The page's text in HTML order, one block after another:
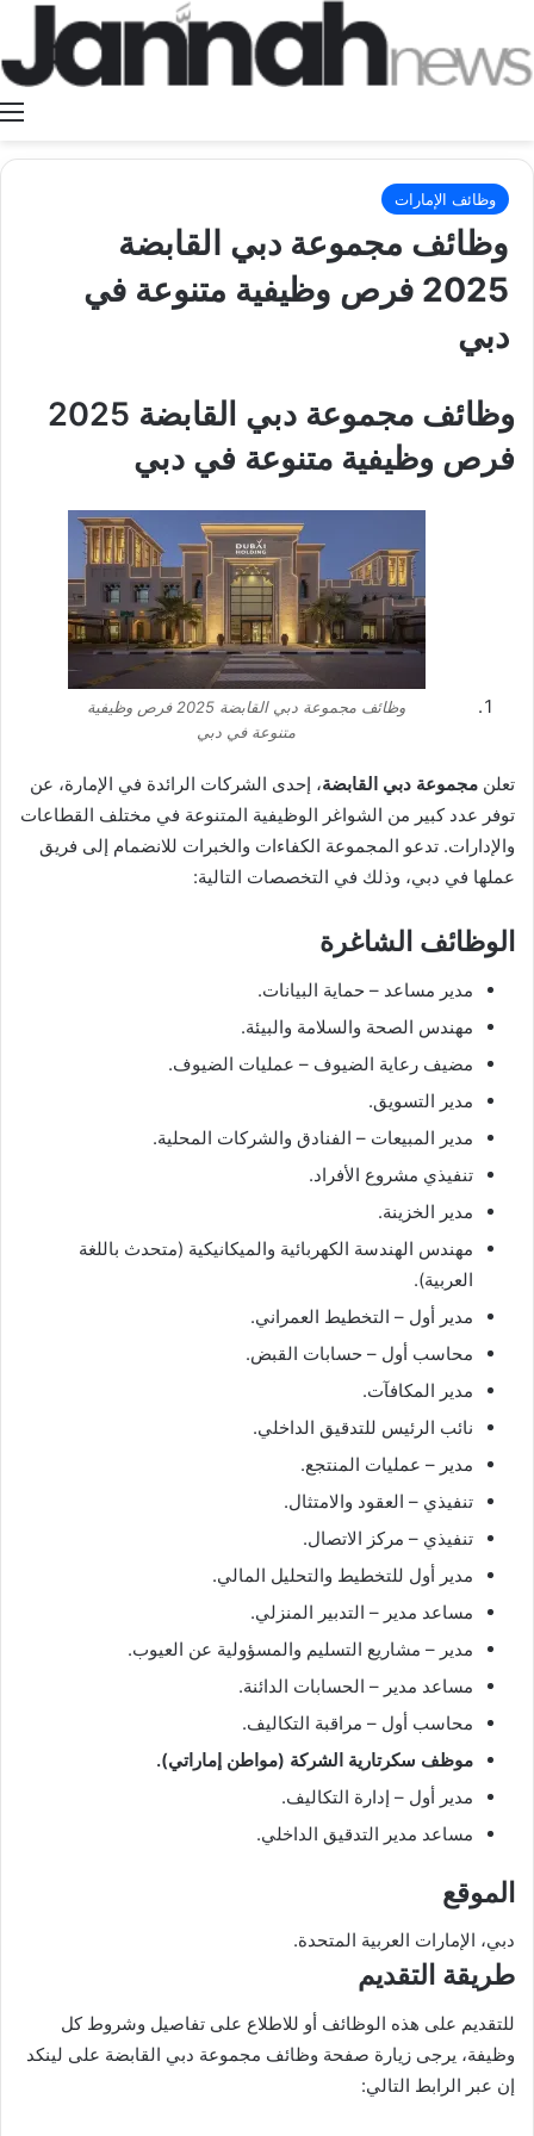
وظائف الإمارات
وظائف مجموعة دبي القابضة
2025 فرص وظيفية متنوعة في
دبي
وظائف مجموعة دبي القابضة 2025
فرص وظيفية متنوعة في دبي
وظائف مجموعة دبي القابضة 2025 فرص وظيفية
متنوعة في دبي
تعلن مجموعة دبي القابضة، إحدى الشركات الرائدة في الإمارة، عن
توفر عدد كبير من الشواغر الوظيفية المتنوعة في مختلف القطاعات
والإدارات. تدعو المجموعة الكفاءات والخبرات للانضمام إلى فريق
عملها في دبي، وذلك في التخصصات التالية:
الوظائف الشاغرة
مدير مساعد – حماية البيانات.
مهندس الصحة والسلامة والبيئة.
مضيف رعاية الضيوف – عمليات الضيوف.
مدير التسويق.
مدير المبيعات – الفنادق والشركات المحلية.
تنفيذي مشروع الأفراد.
مدير الخزينة.
مهندس الهندسة الكهربائية والميكانيكية (متحدث باللغة
العربية).
مدير أول – التخطيط العمراني.
محاسب أول – حسابات القبض.
مدير المكافآت.
نائب الرئيس للتدقيق الداخلي.
مدير – عمليات المنتجع.
تنفيذي – العقود والامتثال.
تنفيذي – مركز الاتصال.
مدير أول للتخطيط والتحليل المالي.
مساعد مدير – التدبير المنزلي.
مدير – مشاريع التسليم والمسؤولية عن العيوب.
مساعد مدير – الحسابات الدائنة.
محاسب أول – مراقبة التكاليف.
موظف سكرتارية الشركة (مواطن إماراتي).
مدير أول – إدارة التكاليف.
مساعد مدير التدقيق الداخلي.
الموقع
دبي، الإمارات العربية المتحدة.
طريقة التقديم
للتقديم على هذه الوظائف أو للاطلاع على تفاصيل وشروط كل
وظيفة، يرجى زيارة صفحة وظائف مجموعة دبي القابضة على لينكد
إن عبر الرابط التالي: